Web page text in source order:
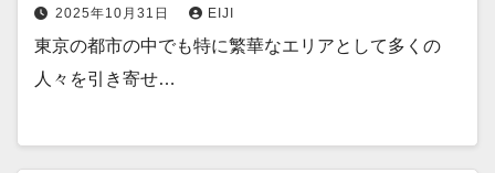
2025年10月31日 EIJI
東京の都市の中でも特に繁華なエリアとして多くの
人々を引き寄せ…